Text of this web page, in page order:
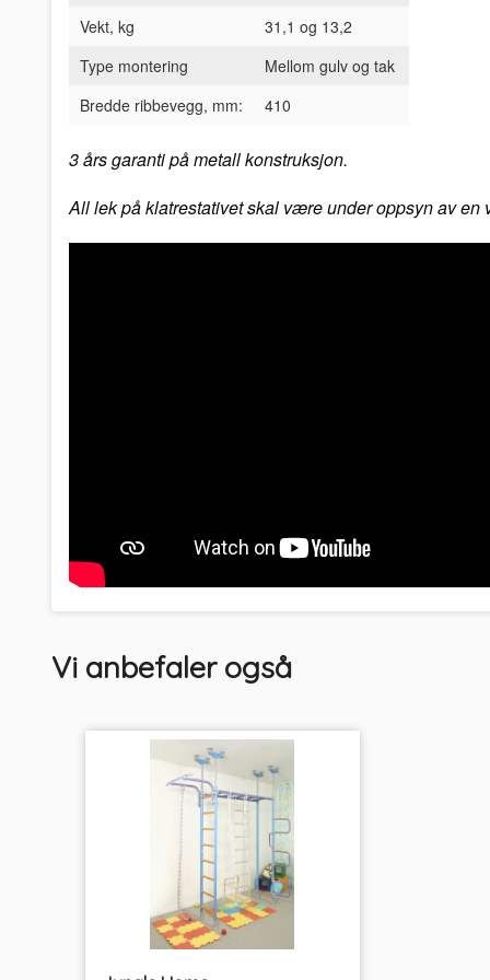
Vekt, kg
31,1 og 13,2
Type montering
Mellom gulv og tak
Bredde ribbevegg, mm:
410
3 års garanti på metall konstruksjon.
All lek på klatrestativet skal være under oppsyn av en
Vi anbefaler også